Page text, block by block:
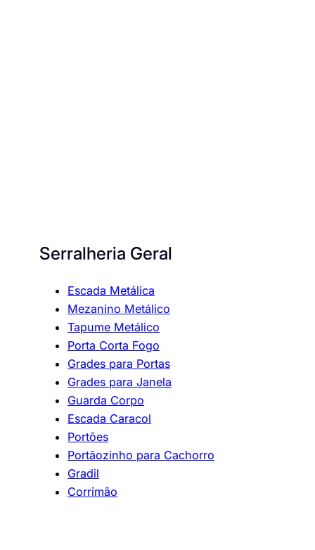
Serralheria Geral
Escada Metálica
Mezanino Metálico
Tapume Metálico
Porta Corta Fogo
Grades para Portas
Grades para Janela
Guarda Corpo
Escada Caracol
Portões
Portãozinho para Cachorro
Gradil
Corrimão